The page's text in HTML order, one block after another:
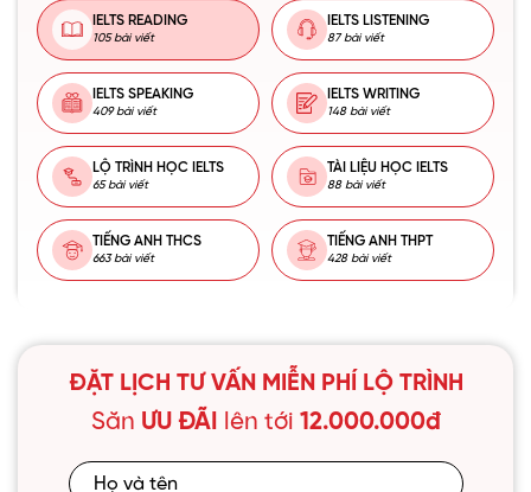
IELTS READING
105 bài viết
IELTS LISTENING
87 bài viết
IELTS SPEAKING
409 bài viết
IELTS WRITING
148 bài viết
LỘ TRÌNH HỌC IELTS
65 bài viết
TÀI LIỆU HỌC IELTS
88 bài viết
TIẾNG ANH THCS
663 bài viết
TIẾNG ANH THPT
428 bài viết
ĐẶT LỊCH TƯ VẤN MIỄN PHÍ LỘ TRÌNH
Săn ƯU ĐÃI lên tới 12.000.000đ